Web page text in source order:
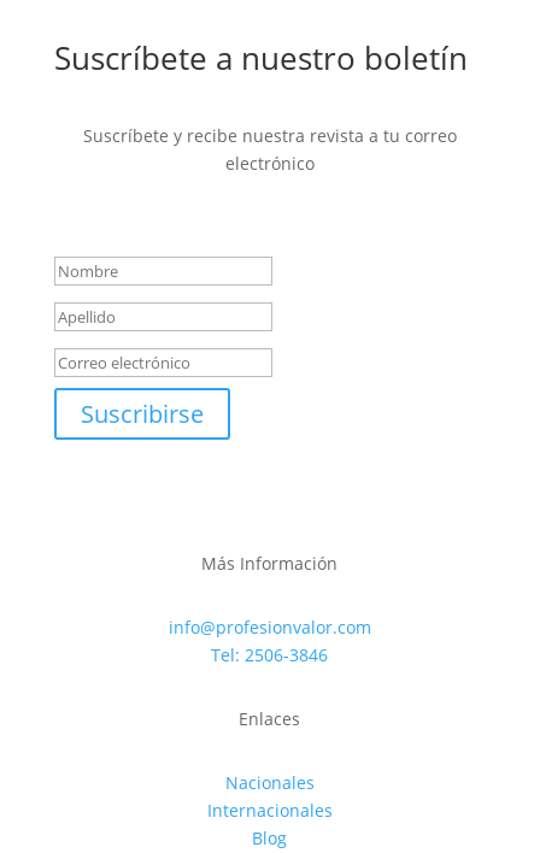
Suscríbete a nuestro boletín
Suscríbete y recibe nuestra revista a tu correo
electrónico
Suscribirse
Más Información
info@profesionvalor.com
Tel: 2506-3846
Enlaces
Nacionales
Internacionales
Blog